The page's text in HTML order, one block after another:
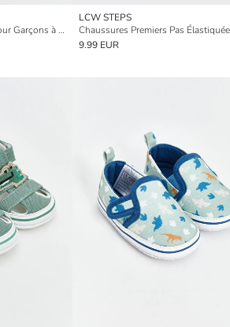
Chaussures Premiers Pas pour Garçons à Crochet et Boucle
LCW STEPS
9.99 EUR